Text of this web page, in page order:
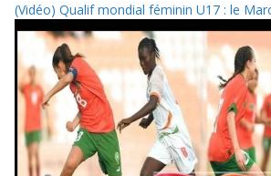
(Vidéo) Qualif mondial féminin U17 : le